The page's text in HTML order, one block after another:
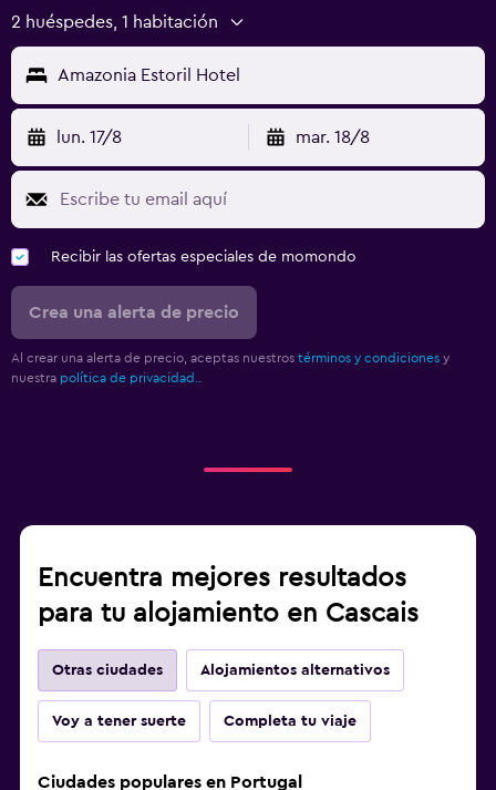
2 huéspedes, 1 habitación
Amazonia Estoril Hotel
lun. 17/8 mar. 18/8
Recibir las ofertas especiales de momondo
Crea una alerta de precio
Al crear una alerta de precio, aceptas nuestros términos y condiciones y
nuestra política de privacidad.
Encuentra mejores resultados
para tu alojamiento en Cascais
Otras ciudades Alojamientos alternativos
Voy a tener suerte Completa tu viaje
Ciudades populares en Portugal